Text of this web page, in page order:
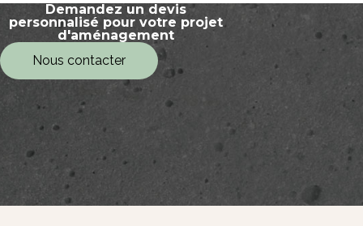
Demandez un devis
personnalisé pour votre projet
d'aménagement
Nous contacter